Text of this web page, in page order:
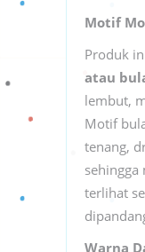
Motif
Produk
atau
lembut,
Motif
tenang,
terlihat
Warna